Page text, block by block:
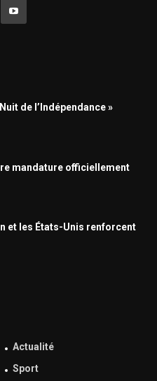
de l’Indépendance »
mandature officiellement
et les États-Unis renforcent
Actualité
Sport